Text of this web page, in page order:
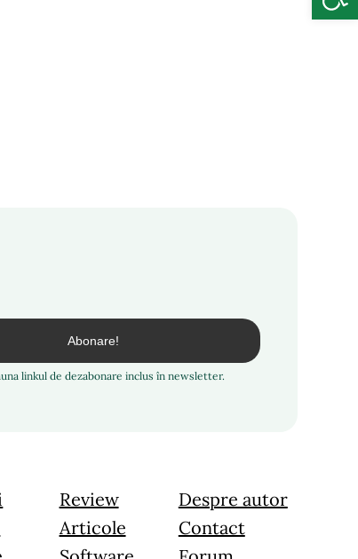
linkul de dezabonare inclus în newsletter.
Review
Articole
Despre autor
Contact